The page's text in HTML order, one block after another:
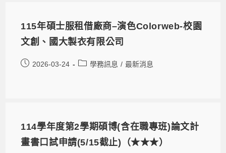
115年碩士服租借廠商–演色Colorweb-校園
文創、國大製衣有限公司
2026-03-24 學務訊息 / 最新消息
114學年度第2學期碩博(含在職專班)論文計
畫書口試申請(5/15截止)（★★★）